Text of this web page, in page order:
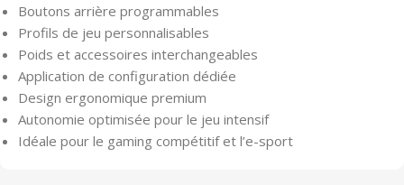
Boutons arrière programmables
Profils de jeu personnalisables
Poids et accessoires interchangeables
Application de configuration dédiée
Design ergonomique premium
Autonomie optimisée pour le jeu intensif
Idéale pour le gaming compétitif et l’e-sport